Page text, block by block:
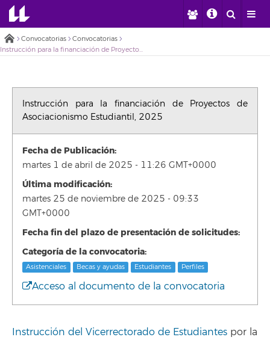
Convocatorias
Convocatorias
Instrucción para la financiación de Proyectos de Asociacionismo Estudiantil, 2025
Instrucción para la financiación de Proyectos de
Asociacionismo Estudiantil, 2025
Fecha de Publicación:
martes 1 de abril de 2025 - 11:26 GMT+0000
Última modificación:
martes 25 de noviembre de 2025 - 09:33
GMT+0000
Fecha fin del plazo de presentación de solicitudes:
Categoría de la convocatoria:
Asistenciales Becas y ayudas Estudiantes Perfiles
Acceso al documento de la convocatoria
Instrucción del Vicerrectorado de Estudiantes por la